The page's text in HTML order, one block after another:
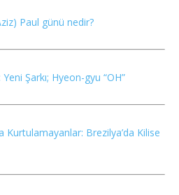
Paul günü nedir?
Şarkı; Hyeon-gyu “OH”
Kurtulamayanlar: Brezilya’da Kilise